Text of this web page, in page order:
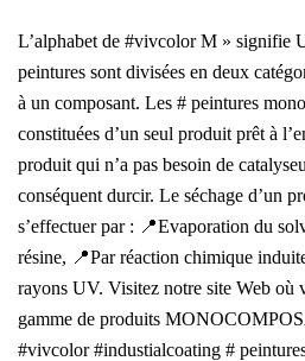
L’alphabet de #vivcolor M » signifie
peintures sont divisées en deux
à un composant. Les # peintures
constituées d’un seul produit prêt à
produit qui n’a pas besoin de
conséquent durcir. Le séchage d’un
s’effectuer par : 📍Evaporation du
résine, 📍Par réaction chimique
rayons UV. Visitez notre site Web où
gamme de produits
#vivcolor #industialcoating #